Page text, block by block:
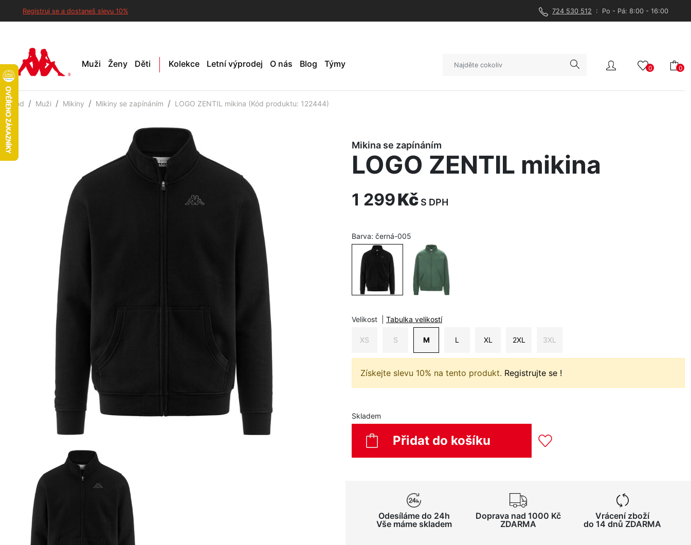
Registruj se a dostaneš slevu 10% 724 530 512 : Po - Pá: 8:00 - 16:00
Muži Ženy Děti Kolekce Letní výprodej O nás Blog Týmy 0 0
Úvod Muži Mikiny Mikiny se zapínáním LOGO ZENTIL mikina (Kód produktu: 122444)
Mikina se zapínáním
LOGO ZENTIL mikina
1 299Kč S DPH
Barva: černá-005
Velikost Tabulka velikostí
XS S M L XL 2XL 3XL
Získejte slevu 10% na tento produkt. Registrujte se !
Skladem
Přidat do košíku
Odesíláme do 24h
Vše máme skladem
Doprava nad 1000 Kč
ZDARMA
Vrácení zboží
do 14 dnů ZDARMA